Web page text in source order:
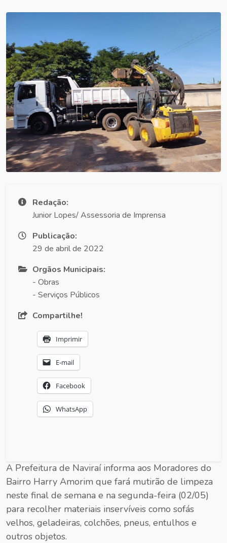
Redação:
Junior Lopes/ Assessoria de Imprensa
Publicação:
29 de abril de 2022
Orgãos Municipais:
- Obras
- Serviços Públicos
Compartilhe!
Imprimir
E-mail
Facebook
WhatsApp
A Prefeitura de Naviraí informa aos Moradores do
Bairro Harry Amorim que fará mutirão de limpeza
neste final de semana e na segunda-feira (02/05)
para recolher materiais inservíveis como sofás
velhos, geladeiras, colchões, pneus, entulhos e
outros objetos.